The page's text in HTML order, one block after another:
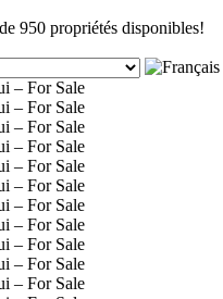
950 propriétés disponibles!